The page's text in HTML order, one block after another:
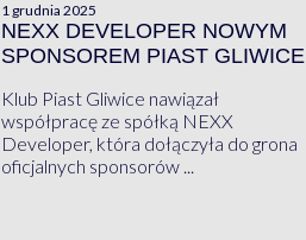
1 grudnia 2025
NEXX DEVELOPER NOWYM
SPONSOREM PIAST GLIWICE
Klub Piast Gliwice nawiązał
współpracę ze spółką NEXX
Developer, która dołączyła do grona
oficjalnych sponsorów ...